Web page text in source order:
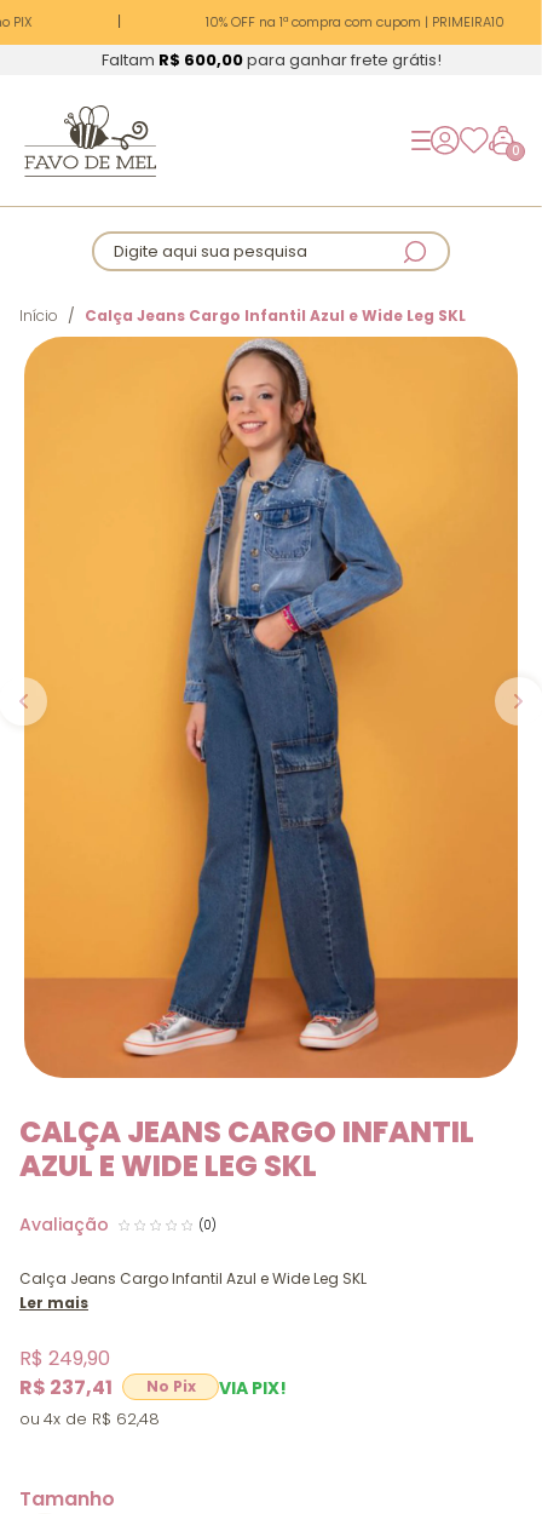
PIX 10% OFF na 1ª compra com cupom | PRIMEIRA10
Faltam R$ 600,00para ganhar frete grátis!
0
Digite aqui sua pesquisa
Início Calça Jeans Cargo Infantil Azul e Wide Leg SKL
CALÇA JEANS CARGO INFANTIL
AZUL E WIDE LEG SKL
(0)
Calça Jeans Cargo Infantil Azul e Wide Leg SKL
Ler mais
R$ 237,41 VIA PIX!
R$ 249,90
4x R$ 62,48
Tamanho